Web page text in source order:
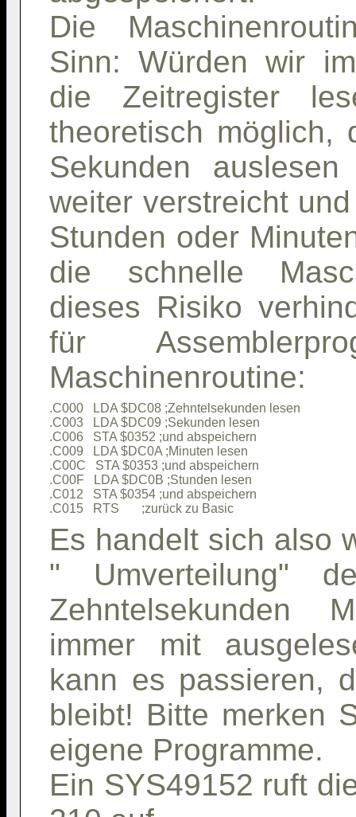
Die
Sinn: Würden wir
die Zeitregister
theoretisch möglich,
Sekunden
weiter verstreicht
Stunden oder
die schnelle
dieses Risiko
für
Maschinenroutine:
.C000   LDA $DC08 ;Zehntelsekunden lesen
.C003   LDA $DC09 ;Sekunden lesen
.C006   STA $0352 ;und abspeichern
.C009   LDA $DC0A ;Minuten lesen
.C00C   STA $0353 ;und abspeichern
.C00F   LDA $DC0B ;Stunden lesen
.C012   STA $0354 ;und abspeichern
Es handelt sich also
" Umverteilung"
Zehntelsekunden
immer mit
kann es passieren,
bleibt! Bitte merken
eigene Programme.
Ein SYS49152 ruft